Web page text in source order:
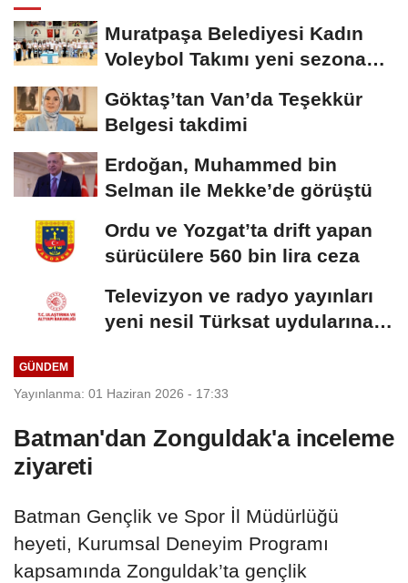
Muratpaşa Belediyesi Kadın
Voleybol Takımı yeni sezona
Göktaş’tan Van’da Teşekkür
Belgesi takdimi
Erdoğan, Muhammed bin
Selman ile Mekke’de görüştü
Ordu ve Yozgat’ta drift yapan
sürücülere 560 bin lira ceza
Televizyon ve radyo yayınları
yeni nesil Türksat uydularına
GÜNDEM
Yayınlanma: 01 Haziran 2026 - 17:33
Batman'dan Zonguldak'a inceleme
ziyareti
Batman Gençlik ve Spor İl Müdürlüğü
heyeti, Kurumsal Deneyim Programı
kapsamında Zonguldak’ta gençlik